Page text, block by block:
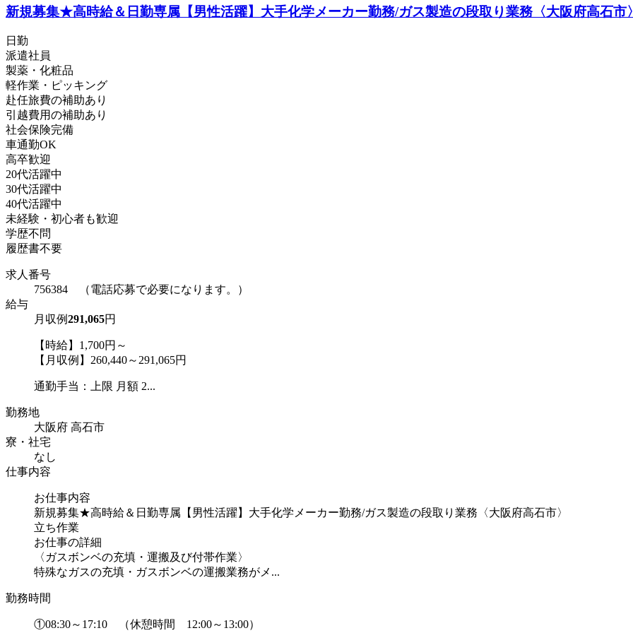
新規募集★高時給＆日勤専属【男性活躍】大手化学メーカー勤務/ガス製造の段取り業務〈大阪府高石市
日勤
派遣社員
製薬・化粧品
軽作業・ピッキング
赴任旅費の補助あり
引越費用の補助あり
社会保険完備
車通勤OK
高卒歓迎
20代活躍中
30代活躍中
40代活躍中
未経験・初心者も歓迎
学歴不問
履歴書不要
求人番号
756384 （電話応募で必要になります。）
給与
月収例291,065円
【時給】1,700円～
【月収例】260,440～291,065円
通勤手当：上限 月額 2...
勤務地
大阪府 高石市
寮・社宅
なし
仕事内容
お仕事内容
新規募集★高時給＆日勤専属【男性活躍】大手化学メーカー勤務/ガス製造の段取り業務〈大阪府高石市〉
立ち作業
お仕事の詳細
〈ガスボンベの充填・運搬及び付帯作業〉
特殊なガスの充填・ガスボンベの運搬業務がメ...
勤務時間
①08:30～17:10 （休憩時間 12:00～13:00）